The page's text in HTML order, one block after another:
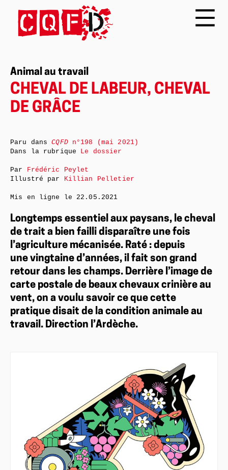
Animal au travail
CHEVAL DE LABEUR, CHEVAL
DE GRÂCE
Longtemps essentiel aux paysans, le cheval
de trait a bien failli disparaître une fois
l’agriculture mécanisée. Raté : depuis
une vingtaine d’années, il fait son grand
retour dans les champs. Derrière l’image de
carte postale de beaux chevaux crinière au
vent, on a voulu savoir ce que cette
pratique disait de la condition animale au
travail. Direction l’Ardèche.
Paru dansCQFDn°198 (mai 2021)
Dans la rubrique Le dossier
Par Frédéric Peylet
Illustré par Killian Pelletier
Mis en ligne le 22.05.2021